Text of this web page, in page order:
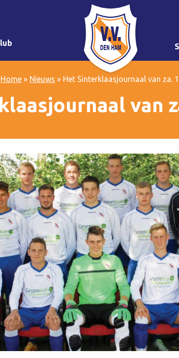
Home » Nieuws » Het Sinterklaasjournaal van za.
van